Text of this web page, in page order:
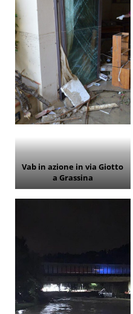
Vab in azione in via Giotto
a Grassina